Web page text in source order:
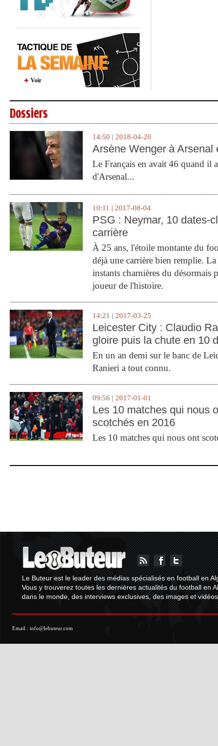
Voir
Dossiers
14:50 | 2018-04-20
Arsène Wenger à Arsenal
Le Français en avait 46 quand il
d'Arsenal...
10:11 | 2017-08-04
PSG : Neymar, 10 dates-
carrière
À 25 ans, l'étoile montante du
déjà une carrière bien remplie.
instants charnières du désormais
joueur de l'histoire.
14:21 | 2017-03-25
Leicester City : Claudio
gloire puis la chute en 10
En un an demi sur le banc de
Ranieri a tout connu.
09:56 | 2017-01-01
Les 10 matches qui nous
scotchés en 2016
Les 10 matches qui nous ont
Le Buteur est le leader des médias spécialisés en football en
Vous y trouverez toutes les dernières actualités du football en
dans le monde, des interviews exclusives, des images et
Email : info@lebuteur.com